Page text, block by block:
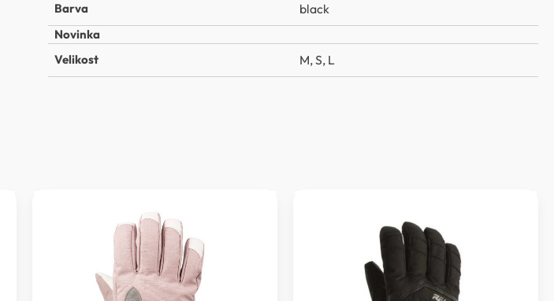
Barva black
Novinka
Velikost
M,S, L